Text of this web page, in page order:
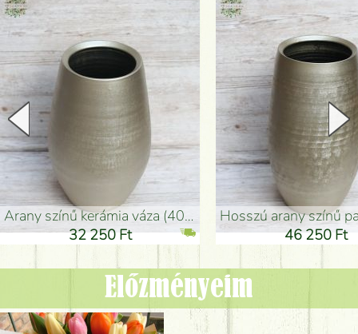
arany színű kerámia váza (40x26cm)
32 250 Ft
hosszú arany színű
46 250 Ft
Előzményeim